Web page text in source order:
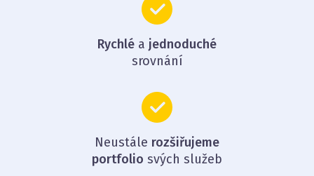
Rychlé a jednoduché
srovnání
Neustále rozšiřujeme
portfolio svých služeb